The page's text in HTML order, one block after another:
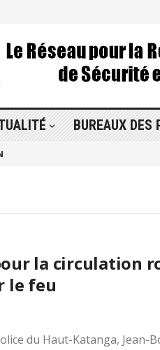
BUREAUX DES
la circulation
le feu
du Haut-Katanga, Jean-